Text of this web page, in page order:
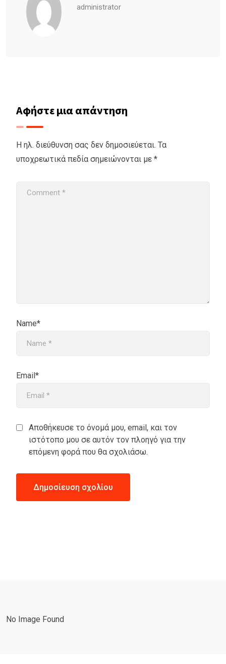
administrator
Αφήστε μια απάντηση
Η ηλ. διεύθυνση σας δεν δημοσιεύεται. Τα
υποχρεωτικά πεδία σημειώνονται με *
Name*
Email*
Αποθήκευσε το όνομά μου, email, και τον
ιστότοπο μου σε αυτόν τον πλοηγό για την
επόμενη φορά που θα σχολιάσω.
No Image Found